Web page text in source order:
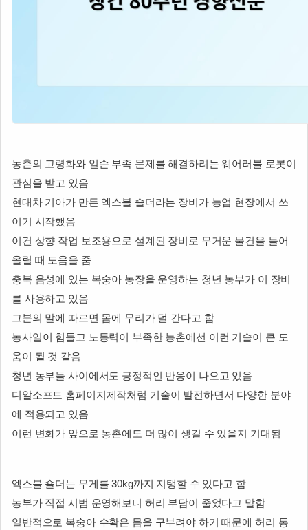
농촌의 고령화와 일손 부족 문제를 해결하려는 웨어러블 로봇이
관심을 받고 있음
현대차 기아가 만든 엑스블 숄더라는 장비가 농업 현장에서 쓰
이기 시작했음
이건 상향 작업 보조용으로 설계된 장비로 무거운 물건을 들어
올릴 때 도움을 줌
충북 음성에 있는 복숭아 농장을 운영하는 청년 농부가 이 장비
를 사용하고 있음
그분의 말에 따르면 몸에 무리가 덜 간다고 함
농사일이 힘들고 노동력이 부족한 농촌에선 이런 기술이 큰 도
움이 될 것 같음
청년 농부들 사이에서도 긍정적인 반응이 나오고 있음
디알소프트 홈페이지제작처럼 기술이 발전하면서 다양한 분야
에 적용되고 있음
이런 변화가 앞으로 농촌에도 더 많이 생길 수 있을지 기대됨
엑스블 숄더는 무게를 30kg까지 지탱할 수 있다고 함
농부가 직접 시범 운영해보니 허리 부담이 줄었다고 말함
일반적으로 복숭아 수확은 몸을 구부려야 하기 때문에 허리 통